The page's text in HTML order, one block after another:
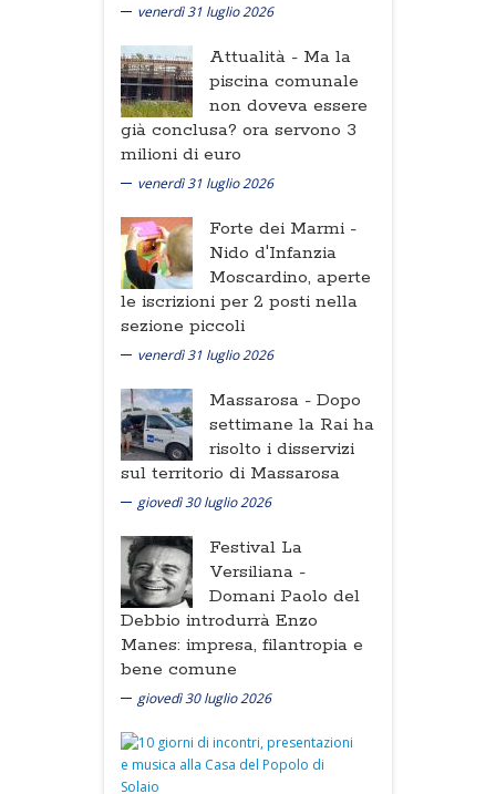
venerdì 31 luglio 2026
Attualità - Ma la
piscina comunale
non doveva essere
già conclusa? ora servono 3
milioni di euro
venerdì 31 luglio 2026
Forte dei Marmi -
Nido d'Infanzia
Moscardino, aperte
le iscrizioni per 2 posti nella
sezione piccoli
venerdì 31 luglio 2026
Massarosa - Dopo
settimane la Rai ha
risolto i disservizi
sul territorio di Massarosa
giovedì 30 luglio 2026
Festival La
Versiliana -
Domani Paolo del
Debbio introdurrà Enzo
Manes: impresa, filantropia e
bene comune
giovedì 30 luglio 2026